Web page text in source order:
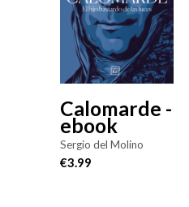
Calomarde -
ebook
Sergio del Molino
€3.99